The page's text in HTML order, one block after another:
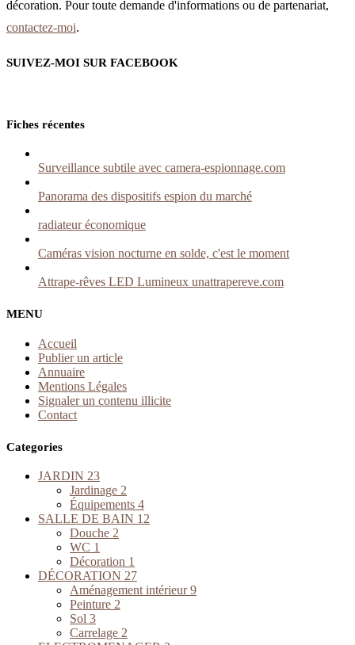
décoration. Pour toute demande d'informations ou de partenariat,
contactez-moi.
SUIVEZ-MOI SUR FACEBOOK
Fiches récentes
Surveillance subtile avec camera-espionnage.com
Panorama des dispositifs espion du marché
radiateur économique
Caméras vision nocturne en solde, c'est le moment
Attrape-rêves LED Lumineux unattrapereve.com
MENU
Accueil
Publier un article
Annuaire
Mentions Légales
Signaler un contenu illicite
Contact
Categories
JARDIN 23
Jardinage 2
Équipements 4
SALLE DE BAIN 12
Douche 2
WC 1
Décoration 1
DÉCORATION 27
Aménagement intérieur9
Peinture 2
Sol 3
Carrelage 2